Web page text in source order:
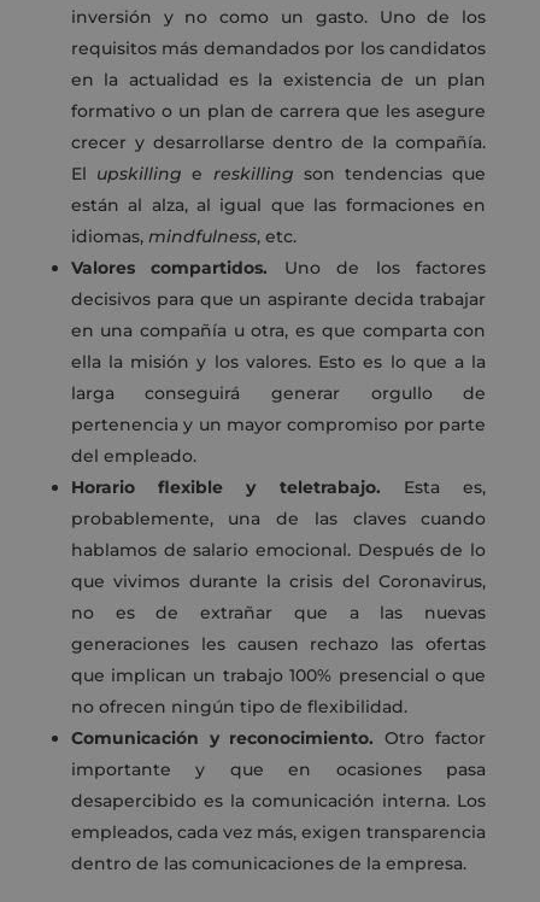
inversión y no como un gasto. Uno de los
requisitos más demandados por los candidatos
en la actualidad es la existencia de un plan
formativo o un plan de carrera que les asegure
crecer y desarrollarse dentro de la compañía.
El upskilling e reskilling son tendencias que
están al alza, al igual que las formaciones en
idiomas, mindfulness, etc.
Valores compartidos.
Uno de los factores
decisivos para que un aspirante decida trabajar
en una compañía u otra, es que comparta con
ella la misión y los valores. Esto es lo que a la
larga conseguirá generar orgullo de
pertenencia y un mayor compromiso por parte
del empleado.
Horario flexible y teletrabajo.
Esta es,
probablemente, una de las claves cuando
hablamos de salario emocional. Después de lo
que vivimos durante la crisis del Coronavirus,
no es de extrañar que a las nuevas
generaciones les causen rechazo las ofertas
que implican un trabajo 100% presencial o que
no ofrecen ningún tipo de flexibilidad.
Comunicación y reconocimiento. Otro factor
importante y que en ocasiones pasa
desapercibido es la comunicación interna. Los
empleados, cada vez más, exigen transparencia
dentro de las comunicaciones de la empresa.